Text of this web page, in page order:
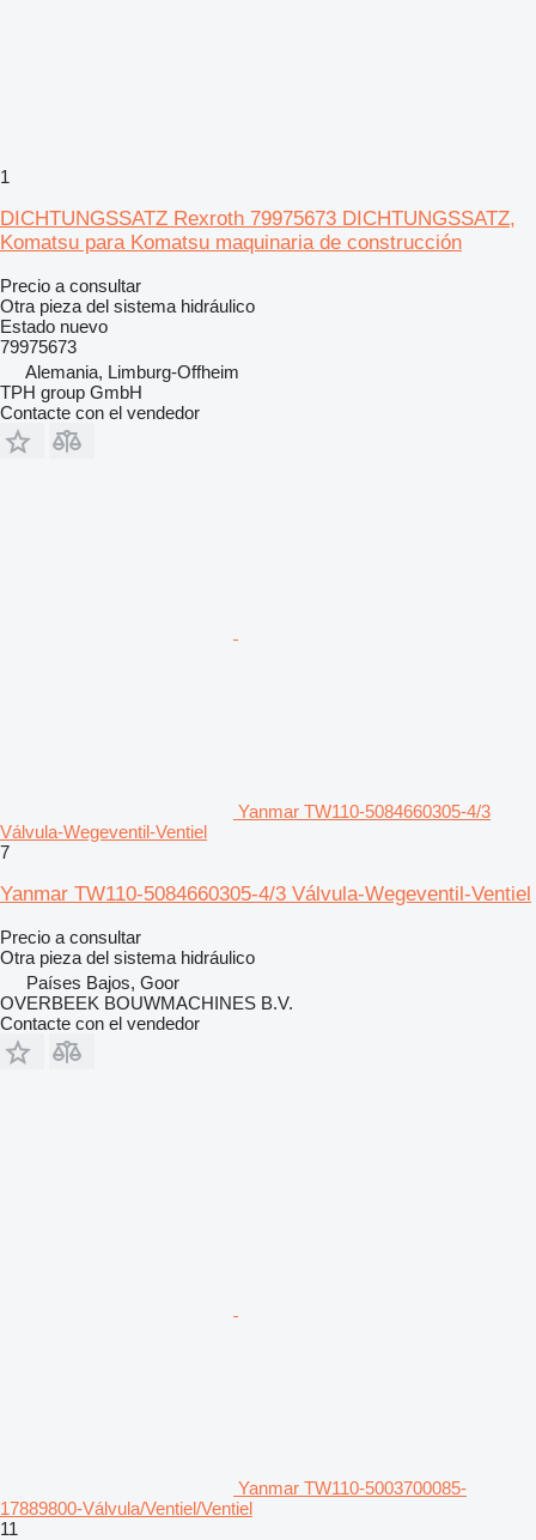
1
DICHTUNGSSATZ Rexroth 79975673 DICHTUNGSSATZ,
Komatsu para Komatsu maquinaria de construcción
Precio a consultar
Otra pieza del sistema hidráulico
Estado nuevo
79975673
Alemania, Limburg-Offheim
TPH group GmbH
Contacte con el vendedor
Yanmar TW110-5084660305-4/3
Válvula-Wegeventil-Ventiel
7
Yanmar TW110-5084660305-4/3 Válvula-Wegeventil-Ventiel
Precio a consultar
Otra pieza del sistema hidráulico
Países Bajos, Goor
OVERBEEK BOUWMACHINES B.V.
Contacte con el vendedor
Yanmar TW110-5003700085-
17889800-Válvula/Ventiel/Ventiel
11